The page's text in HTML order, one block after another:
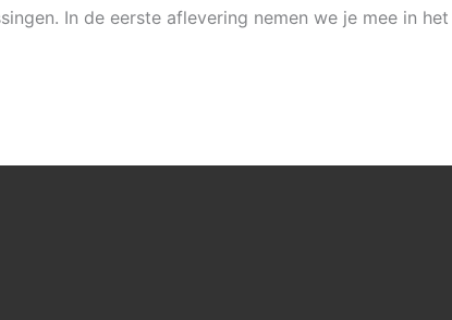
In de eerste aflevering nemen we je mee in het